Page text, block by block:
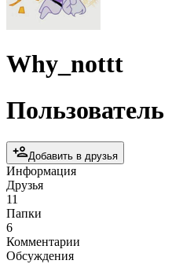
Why_nottt
Пользователь
Добавить в друзья
Информация
Друзья
11
Папки
6
Комментарии
Обсуждения